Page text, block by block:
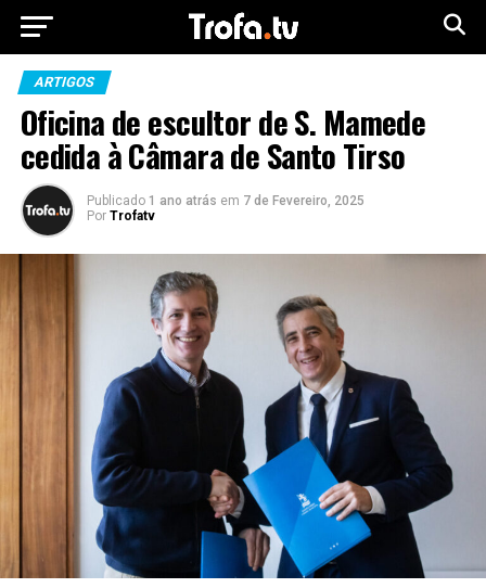
ARTIGOS
Oficina de escultor de S. Mamede
cedida à Câmara de Santo Tirso
Publicado 1 ano atrás em 7 de Fevereiro, 2025
Por Trofatv